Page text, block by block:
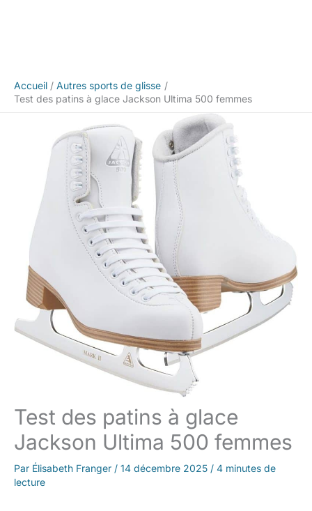
Accueil
Autres sports de glisse
Test des patins à glace Jackson Ultima 500 femmes
Test des patins à glace
Jackson Ultima 500 femmes
Par Élisabeth Franger / 14 décembre 2025 / 4 minutes de
lecture